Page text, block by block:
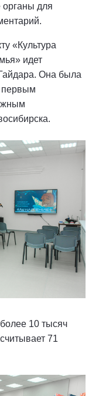
органы для
«Культура
идет
Она была
первым
10 тысяч
71